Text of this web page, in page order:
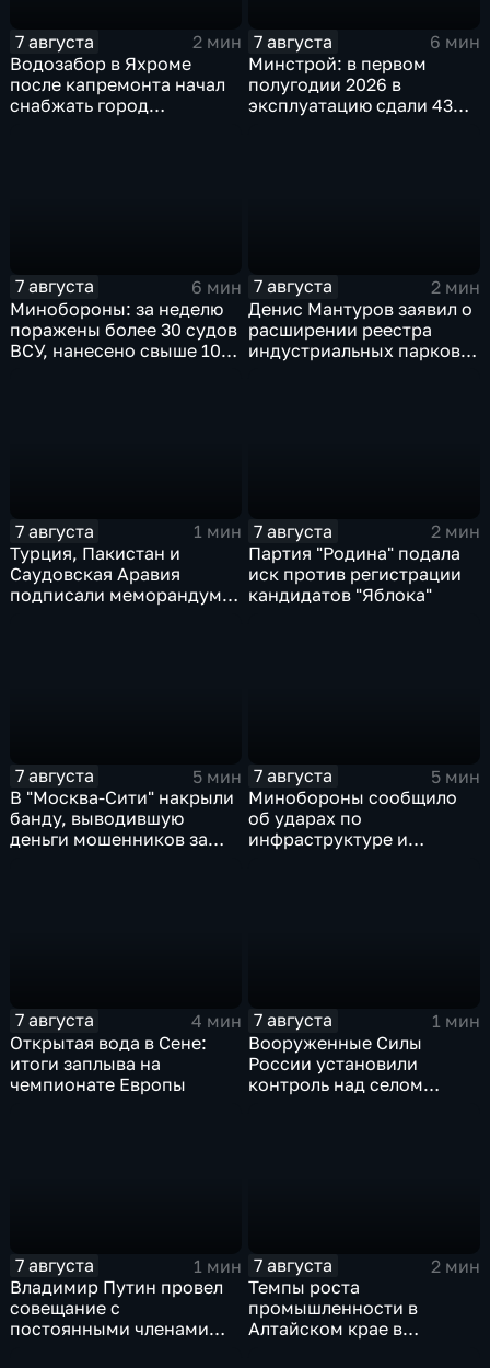
7 августа
2 мин
Водозабор в Яхроме
после капремонта начал
снабжать город
7 августа
6 мин
Минстрой: в первом
полугодии 2026 в
эксплуатацию сдали 43
7 августа
6 мин
Минобороны: за неделю
поражены более 30 судов
ВСУ, нанесено свыше 10
7 августа
2 мин
Денис Мантуров заявил о
расширении реестра
индустриальных парков в
7 августа
1 мин
Турция, Пакистан и
Саудовская Аравия
подписали меморандум о
7 августа
2 мин
Партия "Родина" подала
иск против регистрации
кандидатов "Яблока"
7 августа
5 мин
В "Москва‑Сити" накрыли
банду, выводившую
деньги мошенников за
7 августа
5 мин
Минобороны сообщило
об ударах по
инфраструктуре и
7 августа
4 мин
Открытая вода в Сене:
итоги заплыва на
чемпионате Европы
7 августа
1 мин
Вооруженные Силы
России установили
контроль над селом
7 августа
1 мин
Владимир Путин провел
совещание с
постоянными членами
7 августа
2 мин
Темпы роста
промышленности в
Алтайском крае в